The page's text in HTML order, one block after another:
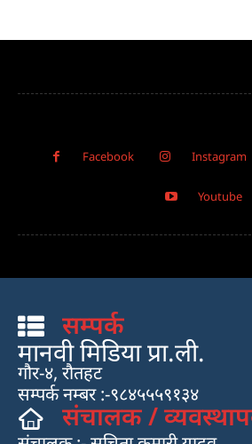
Facebook Instagram
Youtube
सम्पर्क
मानवी मिडिया प्रा.ली.
गौर-४, रौतहट
सम्पर्क नम्बर :-९८४५५५९१३४
संचालक /